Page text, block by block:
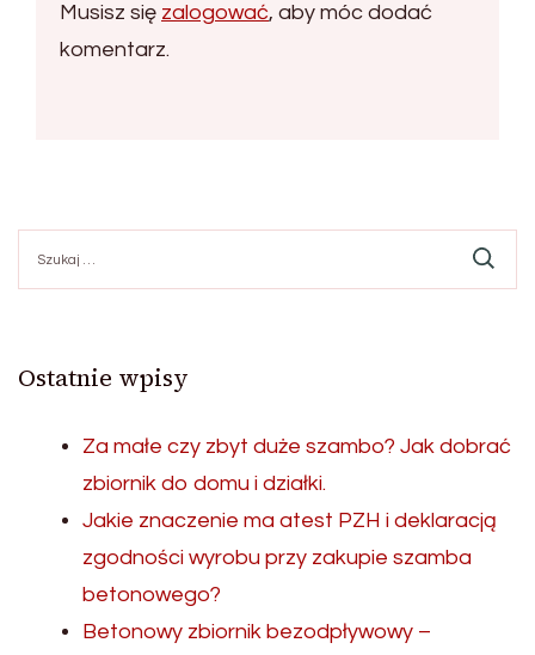
Musisz się zalogować, aby móc dodać
komentarz.
Ostatnie wpisy
Za małe czy zbyt duże szambo? Jak dobrać
zbiornik do domu i działki.
Jakie znaczenie ma atest PZH i deklaracją
zgodności wyrobu przy zakupie szamba
betonowego?
Betonowy zbiornik bezodpływowy –